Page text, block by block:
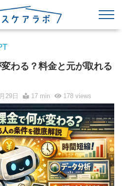
わる？料金と元が取れる
29日 17 min 178views